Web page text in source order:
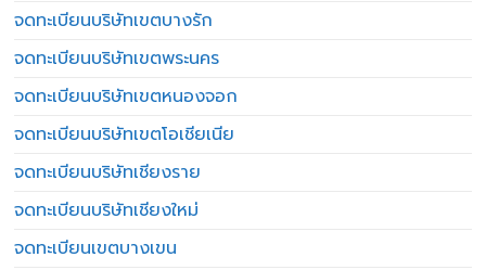
จดทะเบียนบริษัทเขตบางรัก
จดทะเบียนบริษัทเขตพระนคร
จดทะเบียนบริษัทเขตหนองจอก
จดทะเบียนบริษัทเขตโอเชียเนีย
จดทะเบียนบริษัทเชียงราย
จดทะเบียนบริษัทเชียงใหม่
จดทะเบียนเขตบางเขน